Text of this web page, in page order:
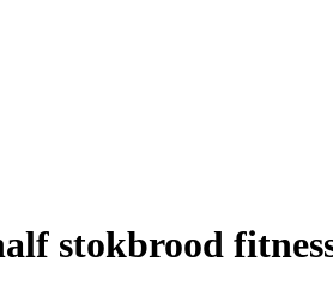
stokbrood